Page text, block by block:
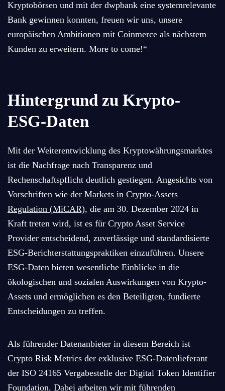
Kryptobörsen und mit der dwpbank eine systemrelevante
Bank gewinnen konnten, freuen wir uns, unsere
europäischen Ambitionen mit Coinmerce als nächstem
Kunden zu erweitern. More to come!“
Hintergrund zu Krypto-
ESG-Daten
Mit der Weiterentwicklung des Kryptowährungsmarktes
ist die Nachfrage nach Transparenz und
Rechenschaftspflicht deutlich gestiegen. Angesichts von
Vorschriften wie der Markets in Crypto-Assets
Regulation (MiCAR), die am 30. Dezember 2024 in
Kraft treten wird, ist es für Crypto Asset Service
Provider entscheidend, zuverlässige und standardisierte
ESG-Berichterstattungspraktiken einzuführen. Unsere
ESG-Daten bieten wesentliche Einblicke in die
ökologischen und sozialen Auswirkungen von Krypto-
Assets und ermöglichen es den Beteiligten, fundierte
Entscheidungen zu treffen.
Als führender Datenanbieter in diesem Bereich ist
Crypto Risk Metrics der exklusive ESG-Datenlieferant
der ISO 24165 Vergabestelle der Digital Token Identifier
Foundation. Dabei arbeiten wir mit führenden